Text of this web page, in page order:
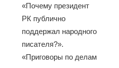
«Почему президент
РК публично
поддержал народного
писателя?».
«Приговоры по делам